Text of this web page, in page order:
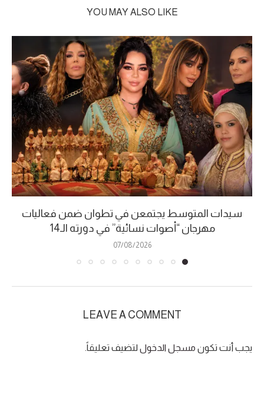
YOU MAY ALSO LIKE
سيدات المتوسط يجتمعن في تطوان ضمن فعاليات
مهرجان “أصوات نسائية” في دورته الـ14
07/08/2026
LEAVE A COMMENT
يجب أنت تكون مسجل الدخول لتضيف تعليقاً.